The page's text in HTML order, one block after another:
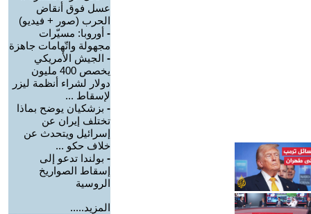
عسل فوق أنقاض
الحرب (صور + فيديو)
- أوروبا: مسيّرات
مجهولة واتّهامات جاهزة
- الجيش الأمريكي
يخصص 400 مليون
دولار لشراء أنظمة ليزر
لإسقاط ...
- بزشكيان يوضح بماذا
تختلف إيران عن
إسرائيل ويتحدث عن
خلاف حكو ...
- بولندا تدعو إلى
إسقاط الصواريخ
الروسية
المزيد.....